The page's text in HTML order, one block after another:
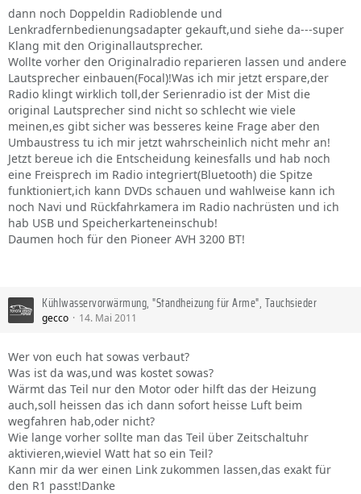
dann noch Doppeldin Radioblende und
Lenkradfernbedienungsadapter gekauft,und siehe da---super
Klang mit den Originallautsprecher.
Wollte vorher den Originalradio reparieren lassen und andere
Lautsprecher einbauen(Focal)!Was ich mir jetzt erspare,der
Radio klingt wirklich toll,der Serienradio ist der Mist die
original Lautsprecher sind nicht so schlecht wie viele
meinen,es gibt sicher was besseres keine Frage aber den
Umbaustress tu ich mir jetzt wahrscheinlich nicht mehr an!
Jetzt bereue ich die Entscheidung keinesfalls und hab noch
eine Freisprech im Radio integriert(Bluetooth) die Spitze
funktioniert,ich kann DVDs schauen und wahlweise kann ich
noch Navi und Rückfahrkamera im Radio nachrüsten und ich
hab USB und Speicherkarteneinschub!
Daumen hoch für den Pioneer AVH 3200 BT!
Kühlwasservorwärmung, "Standheizung für Arme", Tauchsieder
gecco 14. Mai 2011
Wer von euch hat sowas verbaut?
Was ist da was,und was kostet sowas?
Wärmt das Teil nur den Motor oder hilft das der Heizung
auch,soll heissen das ich dann sofort heisse Luft beim
wegfahren hab,oder nicht?
Wie lange vorher sollte man das Teil über Zeitschaltuhr
aktivieren,wieviel Watt hat so ein Teil?
Kann mir da wer einen Link zukommen lassen,das exakt für
den R1 passt!Danke